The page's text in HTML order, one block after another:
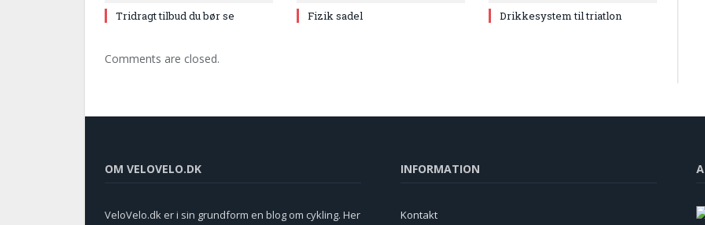
Tridragt tilbud du bør se Fizik sadel Drikkesystem til triatlon
Comments are closed.
OM VELOVELO.DK
VeloVelo.dk er i sin grundform en blog om cykling. Her
INFORMATION
Kontakt